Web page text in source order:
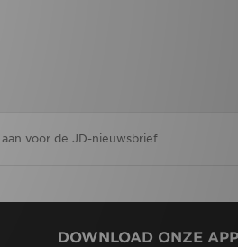
DOWNLOAD ONZE